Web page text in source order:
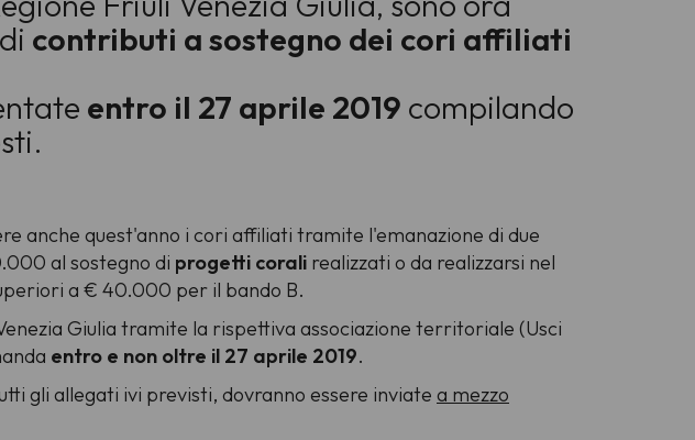
contributi a sostegno dei cori affiliati
entro il 27 aprile 2019 compilando
anche quest'anno i cori affiliati tramite l'emanazione di due
al sostegno di progetti corali realizzati o da realizzarsi nel
a € 40.000 per il bando B.
Giulia tramite la rispettiva associazione territoriale (Usci
entro e non oltre il 27 aprile 2019.
gli allegati ivi previsti, dovranno essere inviate a mezzo